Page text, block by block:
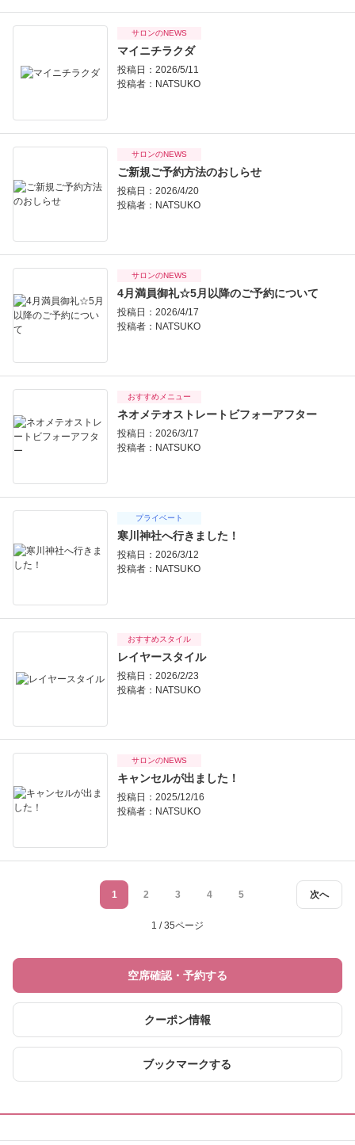
サロンのNEWS
マイニチラクダ
投稿日：2026/5/11
投稿者： NATSUKO
サロンのNEWS
ご新規ご予約方法のおしらせ
投稿日：2026/4/20
投稿者： NATSUKO
サロンのNEWS
4月満員御礼☆5月以降のご予約について
投稿日：2026/4/17
投稿者： NATSUKO
おすすめメニュー
ネオメテオストレートビフォーアフター
投稿日：2026/3/17
投稿者： NATSUKO
プライベート
寒川神社へ行きました！
投稿日：2026/3/12
投稿者： NATSUKO
おすすめスタイル
レイヤースタイル
投稿日：2026/2/23
投稿者： NATSUKO
サロンのNEWS
キャンセルが出ました！
投稿日：2025/12/16
投稿者： NATSUKO
次へ
1 2 3 4 5
1 / 35ページ
空席確認・予約する
クーポン情報
ブックマークする